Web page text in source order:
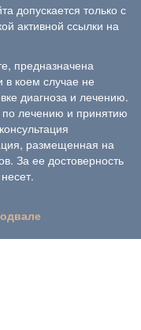
допускается только с
активной ссылки на
предназначена
в коем случае не
диагноза и лечению.
лечению и принятию
размещенная на
За ее достоверность